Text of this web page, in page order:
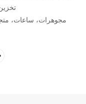
مجوهرات، ساعات،